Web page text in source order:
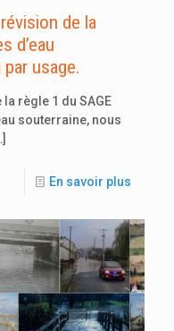
de la
d’eau
usage.
règle 1 du SAGE
souterraine, nous
En savoir plus